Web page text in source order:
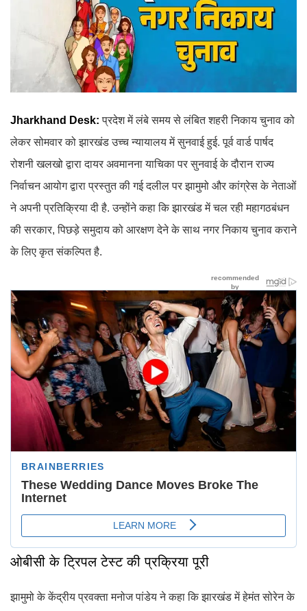
Jharkhand Desk:प्रदेश में लंबे समय से लंबित शहरी निकाय चुनाव को
लेकर सोमवार को झारखंड उच्च न्यायालय में सुनवाई हुई. पूर्व वार्ड पार्षद
रोशनी खलखो द्वारा दायर अवमानना याचिका पर सुनवाई के दौरान राज्य
निर्वाचन आयोग द्वारा प्रस्तुत की गई दलील पर झामुमो और कांग्रेस के नेताओं
ने अपनी प्रतिक्रिया दी है. उन्होंने कहा कि झारखंड में चल रही महागठबंधन
की सरकार, पिछड़े समुदाय को आरक्षण देने के साथ नगर निकाय चुनाव कराने
के लिए कृत संकल्पित है.
ओबीसी के ट्रिपल टेस्ट की प्रक्रिया पूरी
झामुमो के केंद्रीय प्रवक्ता मनोज पांडेय ने कहा कि झारखंड में हेमंत सोरेन के